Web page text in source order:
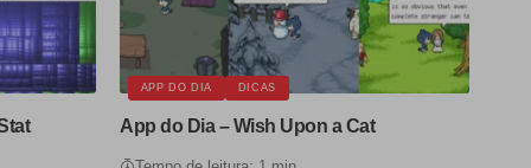
APP DO DIA DICAS
App do Dia – Wish Upon a Cat